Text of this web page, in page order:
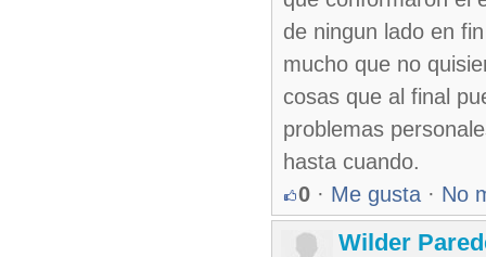
de ningun lado en
mucho que no
cosas que al final
problemas
hasta cuando.
0 · Me gusta · No
Wilder